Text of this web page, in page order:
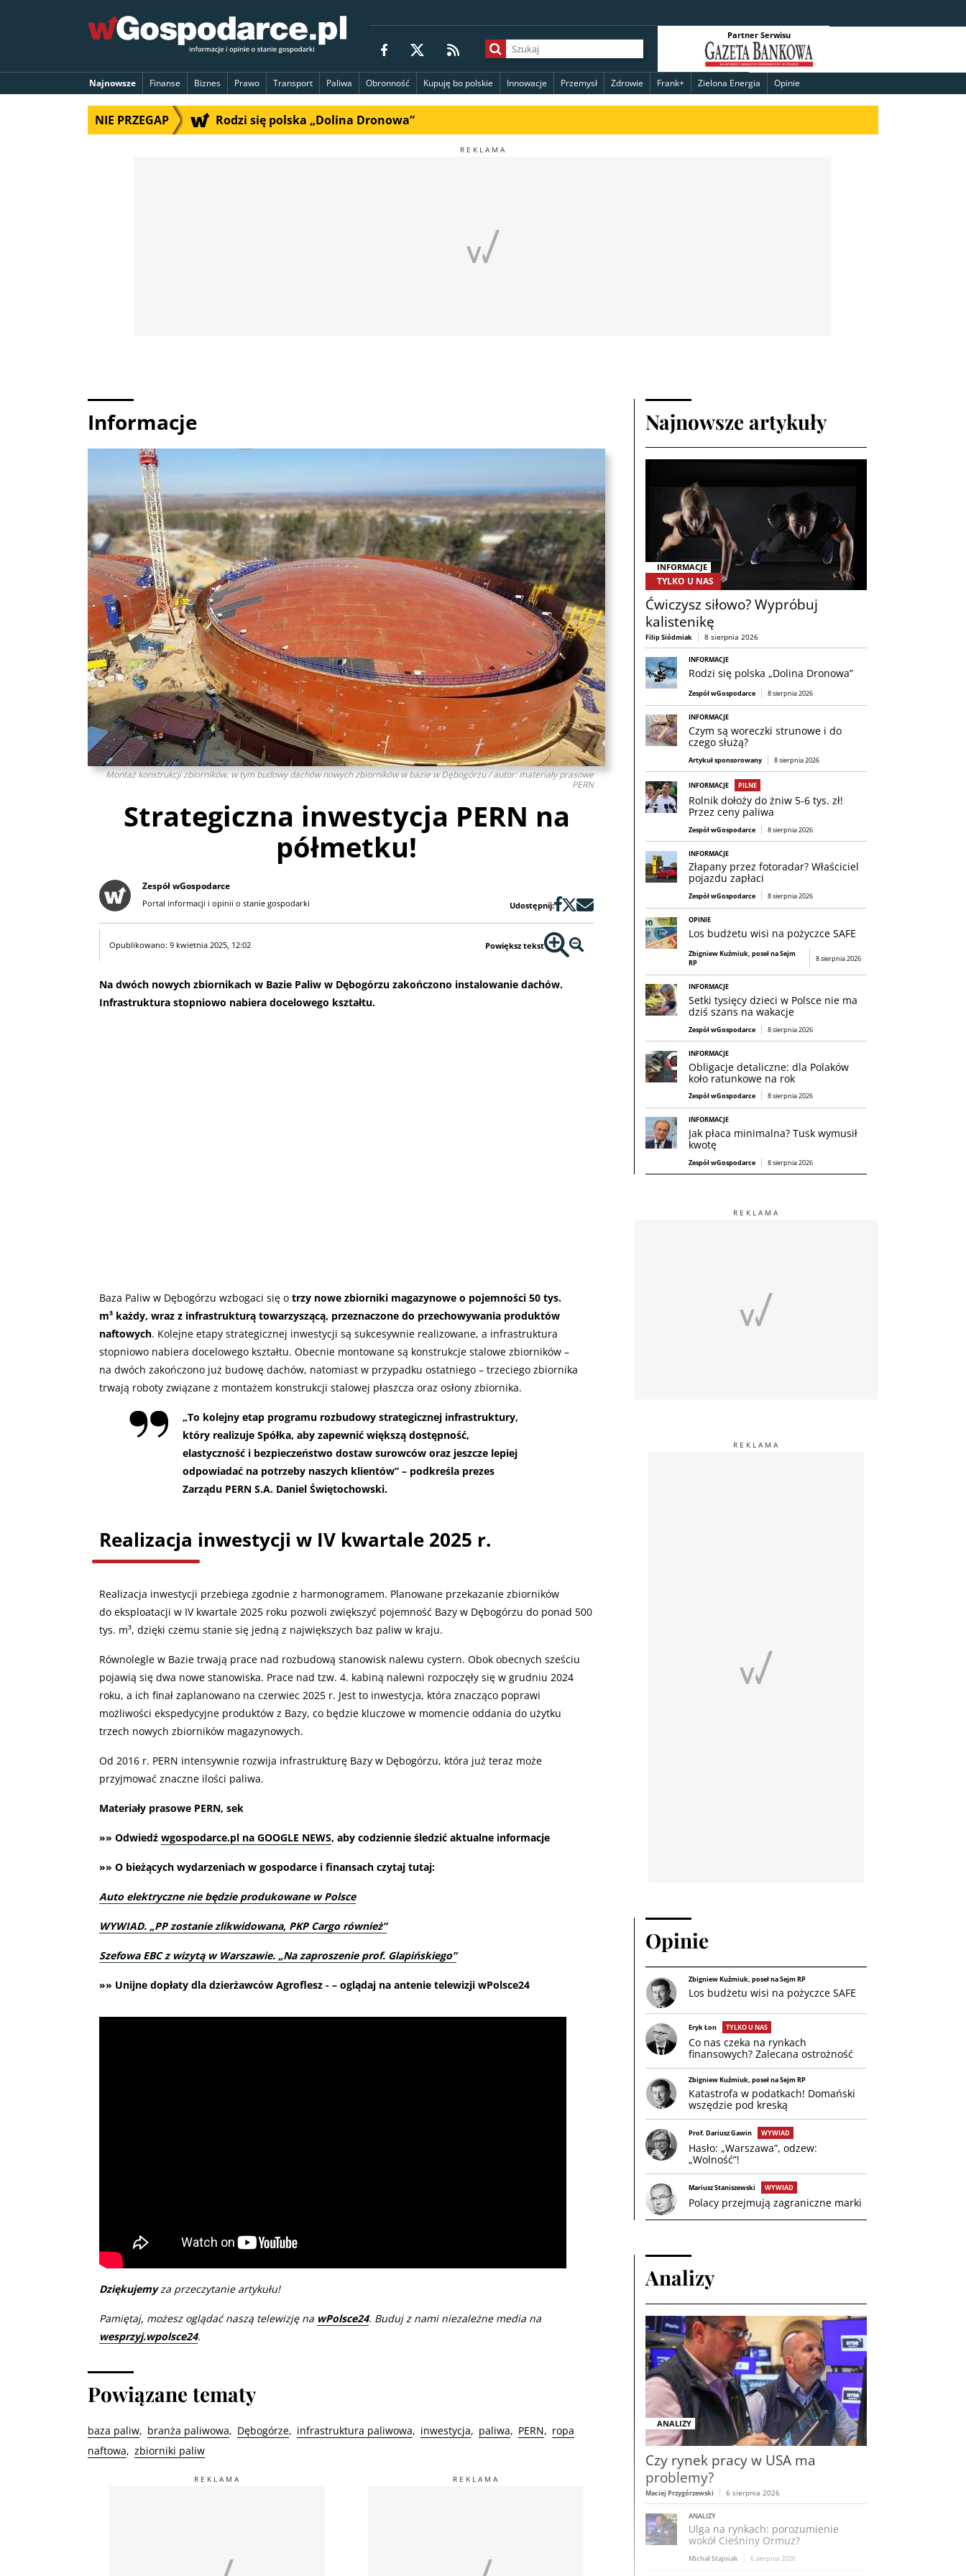
Partner Serwisu
Najnowsze Finanse Biznes Prawo Transport Paliwa Obronność Kupuję bo polskie Innowacje Przemysł Zdrowie Frank+ Zielona Energia Opinie
NIE PRZEGAP Rodzi się polska „Dolina Dronowa”
Informacje
Montaż konstrukcji zbiorników, w tym budowy dachów nowych zbiorników w bazie w Dębogórzu / autor: materiały prasowe
PERN
Strategiczna inwestycja PERN na
półmetku!
Zespół wGospodarce
Portal informacji i opinii o stanie gospodarki Udostępnij:
Opublikowano: 9 kwietnia 2025, 12:02 Powiększ tekst
Na dwóch nowych zbiornikach w Bazie Paliw w Dębogórzu zakończono instalowanie dachów.
Infrastruktura stopniowo nabiera docelowego kształtu.
Baza Paliw w Dębogórzu wzbogaci się o trzy nowe zbiorniki magazynowe o pojemności 50 tys.
m³ każdy, wraz z infrastrukturą towarzyszącą, przeznaczone do przechowywania produktów
naftowych. Kolejne etapy strategicznej inwestycji są sukcesywnie realizowane, a infrastruktura
stopniowo nabiera docelowego kształtu. Obecnie montowane są konstrukcje stalowe zbiorników –
na dwóch zakończono już budowę dachów, natomiast w przypadku ostatniego – trzeciego zbiornika
trwają roboty związane z montażem konstrukcji stalowej płaszcza oraz osłony zbiornika.
„To kolejny etap programu rozbudowy strategicznej infrastruktury,
który realizuje Spółka, aby zapewnić większą dostępność,
elastyczność i bezpieczeństwo dostaw surowców oraz jeszcze lepiej
odpowiadać na potrzeby naszych klientów” – podkreśla prezes
Zarządu PERN S.A. Daniel Świętochowski.
Realizacja inwestycji w IV kwartale 2025 r.
Realizacja inwestycji przebiega zgodnie z harmonogramem. Planowane przekazanie zbiorników
do eksploatacji w IV kwartale 2025 roku pozwoli zwiększyć pojemność Bazy w Dębogórzu do ponad 500
tys. m³, dzięki czemu stanie się jedną z największych baz paliw w kraju.
Równolegle w Bazie trwają prace nad rozbudową stanowisk nalewu cystern. Obok obecnych sześciu
pojawią się dwa nowe stanowiska. Prace nad tzw. 4. kabiną nalewni rozpoczęły się w grudniu 2024
roku, a ich finał zaplanowano na czerwiec 2025 r. Jest to inwestycja, która znacząco poprawi
możliwości ekspedycyjne produktów z Bazy, co będzie kluczowe w momencie oddania do użytku
trzech nowych zbiorników magazynowych.
Od 2016 r. PERN intensywnie rozwija infrastrukturę Bazy w Dębogórzu, która już teraz może
przyjmować znaczne ilości paliwa.
Materiały prasowe PERN, sek
»» Odwiedź wgospodarce.pl na GOOGLE NEWS, aby codziennie śledzić aktualne informacje
»» O bieżących wydarzeniach w gospodarce i finansach czytaj tutaj:
Auto elektryczne nie będzie produkowane w Polsce
WYWIAD. „PP zostanie zlikwidowana, PKP Cargo również”
Szefowa EBC z wizytą w Warszawie. „Na zaproszenie prof. Glapińskiego”
»» Unijne dopłaty dla dzierżawców Agroflesz - – oglądaj na antenie telewizji wPolsce24
Dziękujemyza przeczytanie artykułu!
Pamiętaj, możesz oglądać naszą telewizję na wPolsce24. Buduj z nami niezależne media na
wesprzyj.wpolsce24.
Powiązane tematy
baza paliw branża paliwowa Dębogórze infrastruktura paliwowa inwestycja paliwa PERN
ropa
naftowa
zbiorniki paliw
Najnowsze artykuły
INFORMACJE
TYLKO U NAS
Ćwiczysz siłowo? Wypróbuj
kalistenikę
Filip Siódmiak 8 sierpnia 2026
INFORMACJE
Rodzi się polska „Dolina Dronowa”
Zespół wGospodarce 8 sierpnia 2026
INFORMACJE
Czym są woreczki strunowe i do
czego służą?
Artykuł sponsorowany 8 sierpnia 2026
INFORMACJE PILNE
Rolnik dołoży do żniw 5-6 tys. zł!
Przez ceny paliwa
Zespół wGospodarce 8 sierpnia 2026
INFORMACJE
Złapany przez fotoradar? Właściciel
pojazdu zapłaci
Zespół wGospodarce 8 sierpnia 2026
OPINIE
Los budżetu wisi na pożyczce SAFE
Zbigniew Kuźmiuk, poseł na Sejm
RP
8 sierpnia 2026
INFORMACJE
Setki tysięcy dzieci w Polsce nie ma
dziś szans na wakacje
Zespół wGospodarce 8 sierpnia 2026
INFORMACJE
Obligacje detaliczne: dla Polaków
koło ratunkowe na rok
Zespół wGospodarce 8 sierpnia 2026
INFORMACJE
Jak płaca minimalna? Tusk wymusił
kwotę
Zespół wGospodarce 8 sierpnia 2026
Opinie
Zbigniew Kuźmiuk, poseł na Sejm RP
Los budżetu wisi na pożyczce SAFE
Eryk Łon TYLKO U NAS
Co nas czeka na rynkach
finansowych? Zalecana ostrożność
Zbigniew Kuźmiuk, poseł na Sejm RP
Katastrofa w podatkach! Domański
wszędzie pod kreską
Prof. Dariusz Gawin WYWIAD
Hasło: „Warszawa”, odzew:
„Wolność”!
Mariusz Staniszewski WYWIAD
Polacy przejmują zagraniczne marki
Analizy
ANALIZY
Czy rynek pracy w USA ma
problemy?
Maciej Przygórzewski 6 sierpnia 2026
ANALIZY
Ulga na rynkach: porozumienie
wokół Cieśniny Ormuz?
Michał Stajniak 6 sierpnia 2026